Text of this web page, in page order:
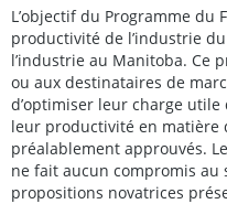
L’objectif du Programme du
productivité de l’industrie
l’industrie au Manitoba. Ce
ou aux destinataires de
d’optimiser leur charge
leur productivité en
préalablement approuvés.
ne fait aucun compromis au
propositions novatrices